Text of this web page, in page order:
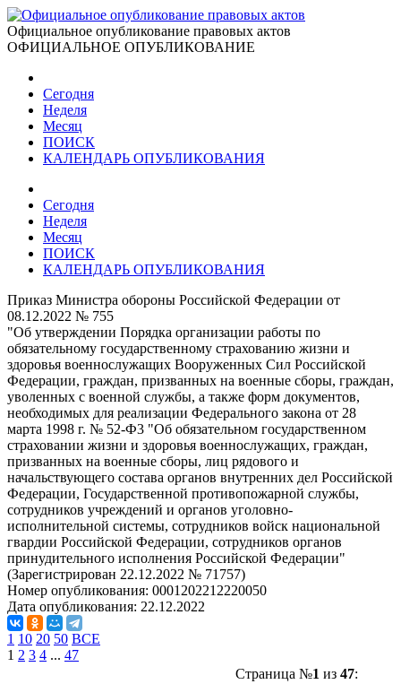
Официальное опубликование правовых актов
ОФИЦИАЛЬНОЕ ОПУБЛИКОВАНИЕ
Сегодня
Неделя
Месяц
ПОИСК
КАЛЕНДАРЬ ОПУБЛИКОВАНИЯ
Сегодня
Неделя
Месяц
ПОИСК
КАЛЕНДАРЬ ОПУБЛИКОВАНИЯ
Приказ Министра обороны Российской Федерации от
08.12.2022 № 755
"Об утверждении Порядка организации работы по
обязательному государственному страхованию жизни и
здоровья военнослужащих Вооруженных Сил Российской
Федерации, граждан, призванных на военные сборы, граждан,
уволенных с военной службы, а также форм документов,
необходимых для реализации Федерального закона от 28
марта 1998 г. № 52-Ф3 "Об обязательном государственном
страховании жизни и здоровья военнослужащих, граждан,
призванных на военные сборы, лиц рядового и
начальствующего состава органов внутренних дел Российской
Федерации, Государственной противопожарной службы,
сотрудников учреждений и органов уголовно-
исполнительной системы, сотрудников войск национальной
гвардии Российской Федерации, сотрудников органов
принудительного исполнения Российской Федерации"
(Зарегистрирован 22.12.2022 № 71757)
Номер опубликования: 0001202212220050
Дата опубликования: 22.12.2022
1 10 20 50 ВСЕ
1 2 3 4 ... 47
Страница №1 из 47: